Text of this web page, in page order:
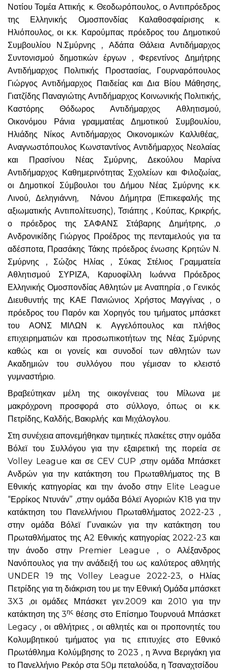
Νοτίου Τομέα Αττικής κ. Θεοδωρόπουλος, ο Αντιπρόεδρος
της Ελληνικής Ομοσπονδίας Καλαθοσφαίρισης κ.
Ηλιόπουλος, οι κ.κ. Καρούμπας πρόεδρος του Δημοτικού
Συμβουλίου Ν.Σμύρνης , Αδάπα Θάλεια Αντιδήμαρχος
Συντονισμού δημοτικών έργων , Φερεντίνος Δημήτρης
Αντιδήμαρχος Πολιτικής Προστασίας, Γουρναρόπουλος
Γιώργος Αντιδήμαρχος Παιδείας και Δια Βίου Μάθησης,
Γιατζίδης Παναγιώτης Αντιδήμαρχος Κοινωνικής Πολιτικής,
Καστόρης Θόδωρος Αντιδήμαρχος Αθλητισμού,
Οικονόμου Ράνια γραμματέας Δημοτικού Συμβουλίου,
Ηλιάδης Νίκος Αντιδήμαρχος Οικονομικών Καλλιθέας,
Αναγνωστόπουλος Κωνσταντίνος Αντιδήμαρχος Νεολαίας
και Πρασίνου Νέας Σμύρνης, Δεκούλου Μαρίνα
Αντιδήμαρχος Καθημερινότητας Σχολείων και Φιλοζωίας,
οι Δημοτικοί Σύμβουλοι του Δήμου Νέας Σμύρνης κ.κ.
Λινού, Δεληγιάννη, Νάνου Δήμητρα (Επικεφαλής της
αξιωματικής Αντιπολίτευσης), Τσιάπης , Κούπας, Κρικρής,
ο πρόεδρος της ΣΑΦΑΝΣ Στάβαρης Δημήτρης, ,ο
Ανδρονικίδης Γιώργος Προέδρος της πενταμελούς για τα
αδέσποτα, Πρασάκης Τάκης πρόεδρος ένωσης Κρητών Ν.
Σμύρνης , Σώζος Ηλίας , Σύκας Στέλιος Γραμματεία
Αθλητισμού ΣΥΡΙΖΑ, Καρυοφίλλη Ιωάννα Πρόεδρος
Ελληνικής Ομοσπονδίας Αθλητών με Αναπηρία , ο Γενικός
Διευθυντής της ΚΑΕ Πανιώνιος Χρήστος Μαγγίνας , ο
πρόεδρος του Παρόν και Χορηγός του τμήματος μπάσκετ
του ΑΟΝΣ ΜΙΛΩΝ κ. Αγγελόπουλος και πλήθος
επιχειρηματιών και προσωπικοτήτων της Νέας Σμύρνης
καθώς και οι γονείς και συνοδοί των αθλητών των
Ακαδημιών του συλλόγου που γέμισαν το κλειστό
γυμναστήριο.
Βραβεύτηκαν μέλη της οικογένειας του Μίλωνα με
μακρόχρονη προσφορά στο σύλλογο, όπως οι κ.κ.
Πετρίδης, Καλδής, Βακιρλής και Μιχάλογλου.
Στη συνέχεια απονεμήθηκαν τιμητικές πλακέτες στην ομάδα
Βόλεϊ του Συλλόγου για την εξαιρετική της πορεία σε
Volley League και σε CEV CUP ,στην ομάδα Μπάσκετ
Ανδρών για την κατάκτηση του Πρωταθλήματος της Β
Εθνικής κατηγορίας και την άνοδο στην Elite League
“Ερρίκος Ντυνάν’’ ,στην ομάδα Βόλεϊ Αγοριών Κ18 για την
κατάκτηση του Πανελλήνιου Πρωταθλήματος 2022-23 ,
στην ομάδα Βόλεϊ Γυναικών για την κατάκτηση του
Πρωταθλήματος της Α2 Εθνικής κατηγορίας 2022-23 και
την άνοδο στην Premier League , o Αλέξανδρος
Νανόπουλος για την ανάδειξή του ως καλύτερος αθλητής
UNDER 19 της Volley League 2022-23, ο Ηλίας
Πετρίδης για τη διάκριση του με την Εθνική Ομάδα μπάσκετ
3X3 ,οι ομάδες Μπάσκετ γεν.2009 και 2010 για την
κατάκτηση της 3ης θέσης στο Επίσημο Τουρνουά Μπάσκετ
Legacy , οι αθλήτριες , οι αθλητές και οι προπονητές του
Κολυμβητικού τμήματος για τις επιτυχίες στο Εθνικό
Πρωτάθλημα Κολύμβησης το 2023 , η Άννα Βεριγάκη για
το Πανελλήνιο Ρεκόρ στα 50μ πεταλούδα, η Τσαναχτσίδου